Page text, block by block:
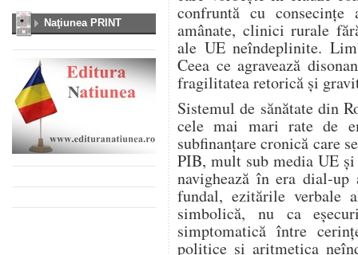
Naţiunea PRINT
confruntă cu consecințe
amânate, clinici rurale
ale UE neîndeplinite.
Ceea ce agravează
fragilitatea retorică și
Sistemul de sănătate din
cele mai mari rate de
subfinanțare cronică care
PIB, mult sub media UE
navighează în era dial-
fundal, ezitările verbale
simbolică, nu ca
simptomatică între
politice și aritmetica